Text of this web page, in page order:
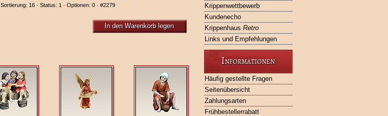
Krippenwettbewerb
Kundenecho
Krippenhaus Retro
Links und Empfehlungen
Informationen
Häufig gestellte Fragen
Seitenübersicht
Zahlungsarten
Frühbestellerrabatt
Sortierung: 16 · Status: 1 · Optionen: 0 · #2279
In den Warenkorb legen